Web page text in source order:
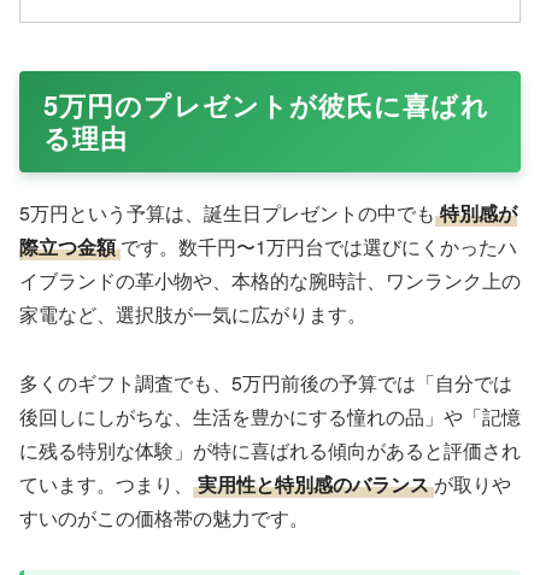
5万円のプレゼントが彼氏に喜ばれ
る理由
5万円という予算は、誕生日プレゼントの中でも 特別感が
際立つ金額 です。数千円〜1万円台では選びにくかったハ
イブランドの革小物や、本格的な腕時計、ワンランク上の
家電など、選択肢が一気に広がります。
多くのギフト調査でも、5万円前後の予算では「自分では
後回しにしがちな、生活を豊かにする憧れの品」や「記憶
に残る特別な体験」が特に喜ばれる傾向があると評価され
ています。つまり、
実用性と特別感のバランス が取りや
すいのがこの価格帯の魅力です。